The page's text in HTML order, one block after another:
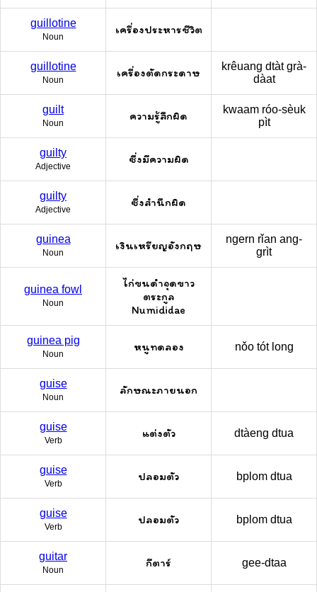
guillotine
Noun
เครื่องประหารชีวิต
guillotine
Noun
เครื่องตัดกระดาษ
krêuang dtàt grà-
dàat
guilt
Noun
ความรู้สึกผิด
kwaam róo-sèuk
pìt
guilty
Adjective
ซึ่งมีความผิด
guilty
Adjective
ซึ่งสำนึกผิด
guinea
Noun
เงินเหรียญอังกฤษ
ngern rǐan ang-
grìt
guinea fowl
Noun
ไก่ขนดำจุดขาว
ตระกูล
Numididae
guinea pig
Noun
หนูทดลอง nǒo tót long
guise
Noun
ลักษณะภายนอก
guise
Verb
แต่งตัว dtàeng dtua
guise
Verb
ปลอมตัว bplom dtua
guise
Verb
ปลอมตัว bplom dtua
guitar
Noun
กีตาร์ gee-dtaa